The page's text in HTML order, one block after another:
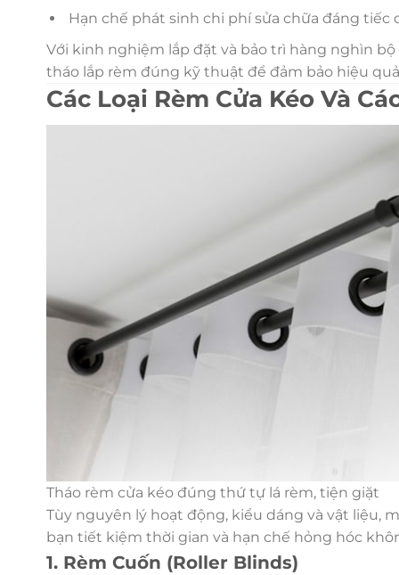
Hạn chế phát sinh chi phí sửa chữa đáng tiếc
Với kinh nghiệm lắp đặt và bảo trì hàng nghìn
tháo lắp rèm đúng kỹ thuật để đảm bảo hiệu
Các Loại Rèm Cửa Kéo Và
Tháo rèm cửa kéo đúng thứ tự lá rèm, tiện giặt
Tùy nguyên lý hoạt động, kiểu dáng và vật liệu,
bạn tiết kiệm thời gian và hạn chế hỏng hóc
1. Rèm Cuốn (Roller Blinds)